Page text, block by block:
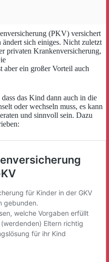
(PKV) versichert
sich einiges. Nicht zuletzt
privaten Krankenversicherung,
aber ein großer Vorteil auch
das Kind dann auch in die
oder wechseln muss, es kann
und sinnvoll sein. Dazu